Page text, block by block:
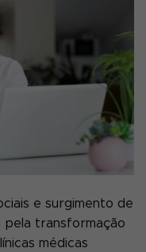
e surgimento de
pela transformação
médicas